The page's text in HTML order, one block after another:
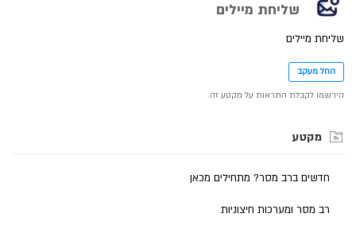
שליחת מיילים
שליחת מיילים
החל מעקב
הירשמו לקבלת התראות על מקטע זה.
מקטע
חדשים ברב מסר? מתחילים מכאן
רב מסר ומערכות חיצוניות